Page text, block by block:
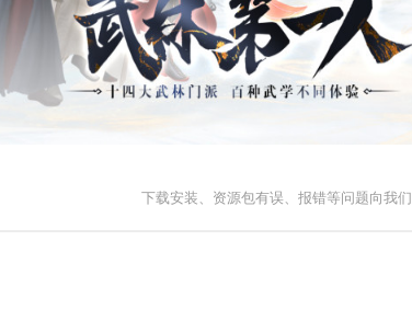
下载安装、资源包有误、报错等问题向我们